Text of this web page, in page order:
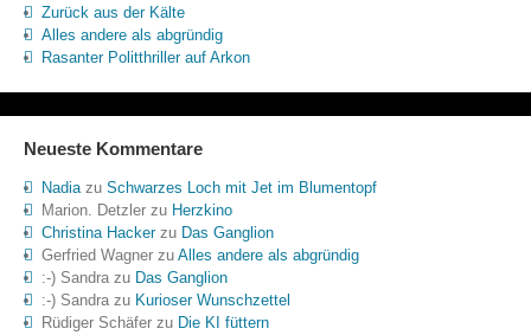
Zurück aus der Kälte
Alles andere als abgründig
Rasanter Politthriller auf Arkon
Neueste Kommentare
Nadiazu Schwarzes Loch mit Jet im Blumentopf
Marion. Detzlerzu Herzkino
Christina Hackerzu Das Ganglion
Gerfried Wagnerzu Alles andere als abgründig
:-) Sandrazu Das Ganglion
:-) Sandrazu Kurioser Wunschzettel
Rüdiger Schäferzu Die KI füttern